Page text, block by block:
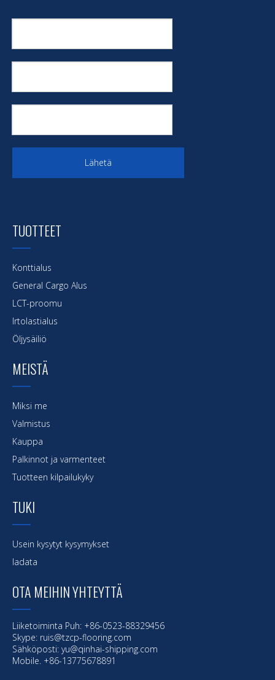
Lähetä
TUOTTEET
Konttialus
General Cargo Alus
LCT-proomu
Irtolastialus
Öljysäiliö
MEISTÄ
Miksi me
Valmistus
Kauppa
Palkinnot ja varmenteet
Tuotteen kilpailukyky
TUKI
Usein kysytyt kysymykset
ladata
OTA MEIHIN YHTEYTTÄ
Liiketoiminta Puh: +86-0523-88329456
Skype: ruis@tzcp-flooring.com
Sähköposti: yu@qinhai-shipping.com
Mobile. +86-13775678891